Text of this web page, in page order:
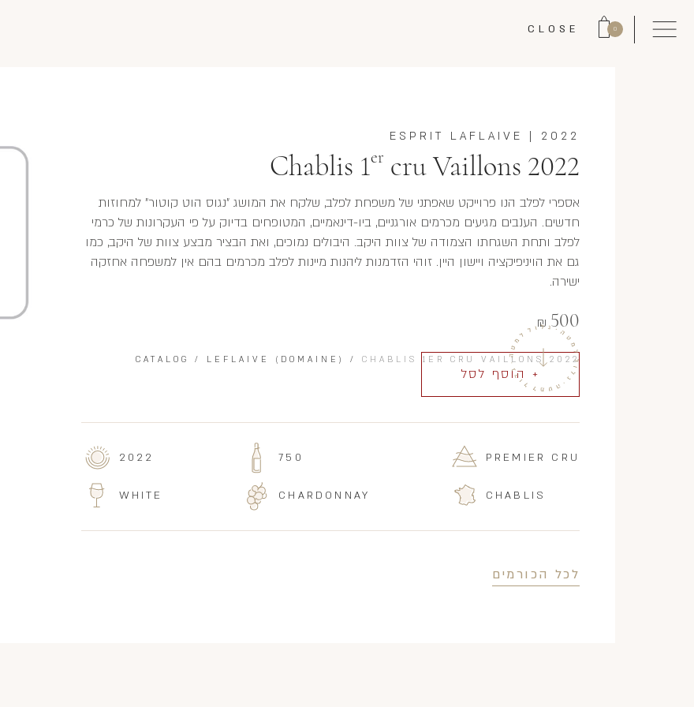
0
CLOSE
CATALOG / LEFLAIVE (DOMAINE) / CHABLIS 1ER CRU VAILLONS 2022
2022
|
ESPRIT LAFLAIVE
Chablis 1er cru Vaillons 2022
אספרי לפלב הנו פרוייקט שאפתני של משפחת לפלב, שלקח את המושג "נגוס הוט קוטור" למחוזות
חדשים. הענבים מגיעים מכרמים אורגניים, ביו-דינאמיים, המטופחים בדיוק על פי העקרונות של כרמי
לפלב ותחת השגחתו הצמודה של צוות היקב. היבולים נמוכים, ואת הבציר מבצע צוות של היקב, כמו
גם את הויניפיקציה ויישון היין. זוהי הזדמנות ליהנות מיינות לפלב מכרמים בהם אין למשפחה אחזקה
ישירה.
500
₪
+ הוסף לסל
2022
WHITE
750
CHARDONNAY
PREMIER CRU
CHABLIS
לכל הכורמים